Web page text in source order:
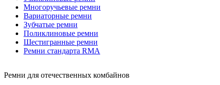
Многоручьевые ремни
Вариаторные ремни
Зубчатые ремни
Поликлиновые ремни
Шестигранные ремни
Ремни стандарта RMA
Ремни для отечественных комбайнов